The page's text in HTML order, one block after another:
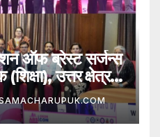
ऑफ ब्रेस्ट सर्जन्स
उत्तर क्षेत्र